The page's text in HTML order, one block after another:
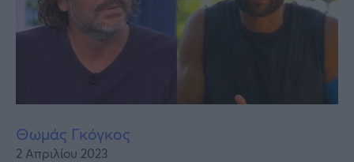
Καιρός
Θωμάς Γκόγκος
2 Απριλίου 2023